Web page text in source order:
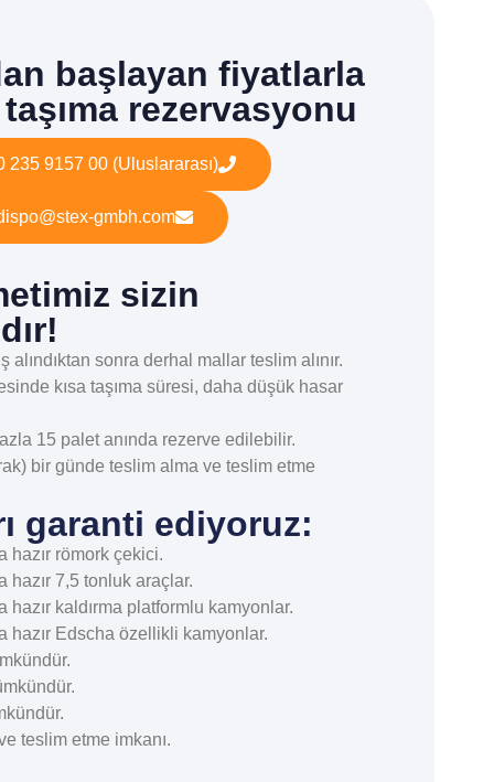
başlayan fiyatlarla
rezervasyonu
235 9157 00 (Uluslararası)
gmbh.com
sizin
alındıktan sonra derhal mallar teslim alınır.
kısa taşıma süresi, daha düşük hasar
15 palet anında rezerve edilebilir.
bir günde teslim alma ve teslim etme
garanti ediyoruz:
hazır römork çekici.
hazır 7,5 tonluk araçlar.
hazır kaldırma platformlu kamyonlar.
hazır Edscha özellikli kamyonlar.
teslim etme imkanı.